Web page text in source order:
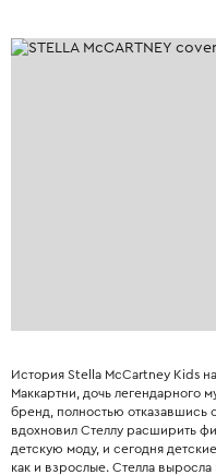
История Stella McCartney Kids
Маккартни, дочь легендарного
бренд, полностью отказавшись
вдохновил Стеллу расширить
детскую моду, и сегодня
как и взрослые. Стелла